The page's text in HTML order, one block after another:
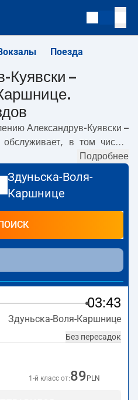
Поезда
Куявски –
Александрув-Куявски –
обслуживает, в том числе,
отправляется в01:02с
в 02:28. Самое
прямой поезд
нём занимает02:30. По
другие поезда:- предлагают
как правило, более долгое
Подробнее
Здуньска-Воля-
Каршнице
03:43
Здуньска-Воля-Каршнице
Без пересадок
1-й класс от:89 PLN